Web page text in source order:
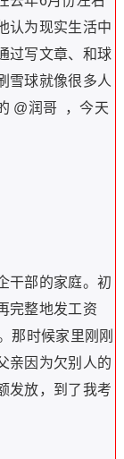
认为现实生活中
过写文章、和球
雪球就像很多人
@润哥 ，今天
干部的家庭。初
完整地发工资
那时候家里刚刚
亲因为欠别人的
发放，到了我考